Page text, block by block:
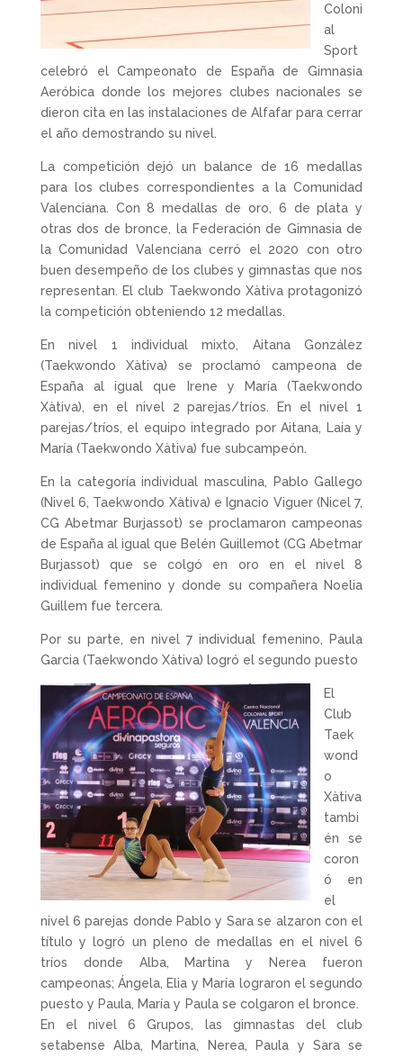
Coloni
al
Sport
celebró el Campeonato de España de Gimnasia
Aeróbica donde los mejores clubes nacionales se
dieron cita en las instalaciones de Alfafar para cerrar
el año demostrando su nivel.
La competición dejó un balance de 16 medallas
para los clubes correspondientes a la Comunidad
Valenciana. Con 8 medallas de oro, 6 de plata y
otras dos de bronce, la Federación de Gimnasia de
la Comunidad Valenciana cerró el 2020 con otro
buen desempeño de los clubes y gimnastas que nos
representan. El club Taekwondo Xàtiva protagonizó
la competición obteniendo 12 medallas.
En nivel 1 individual mixto, Aitana González
(Taekwondo Xàtiva) se proclamó campeona de
España al igual que Irene y María (Taekwondo
Xàtiva), en el nivel 2 parejas/tríos. En el nivel 1
parejas/tríos, el equipo integrado por Aitana, Laia y
María (Taekwondo Xàtiva) fue subcampeón.
En la categoría individual masculina, Pablo Gallego
(Nivel 6, Taekwondo Xàtiva) e Ignacio Viguer (Nicel 7,
CG Abetmar Burjassot) se proclamaron campeonas
de España al igual que Belén Guillemot (CG Abetmar
Burjassot) que se colgó en oro en el nivel 8
individual femenino y donde su compañera Noelia
Guillem fue tercera.
Por su parte, en nivel 7 individual femenino, Paula
Garcia (Taekwondo Xàtiva) logró el segundo puesto
El
Club
Taek
wond
o
Xàtiva
tambi
én se
coron
ó en
el
nivel 6 parejas donde Pablo y Sara se alzaron con el
título y logró un pleno de medallas en el nivel 6
tríos donde Alba, Martina y Nerea fueron
campeonas; Ángela, Elia y María lograron el segundo
puesto y Paula, María y Paula se colgaron el bronce.
En el nivel 6 Grupos, las gimnastas del club
setabense Alba, Martina, Nerea, Paula y Sara se